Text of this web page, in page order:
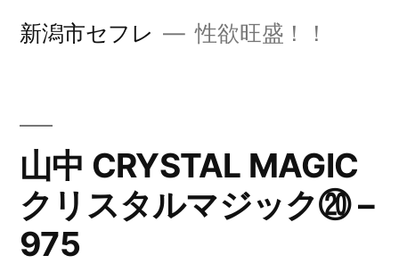
新潟市セフレ 性欲旺盛！！
山中 CRYSTAL MAGIC
クリスタルマジック⑳ –
975